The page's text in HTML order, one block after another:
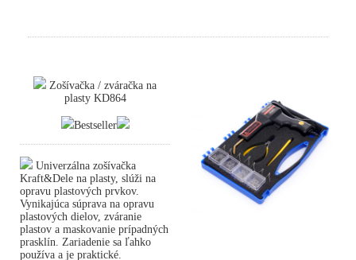
Zošívačka / zváračka na
plasty KD864
Bestseller
Univerzálna zošívačka
Kraft&Dele na plasty, slúži na
opravu plastových prvkov.
Vynikajúca súprava na opravu
plastových dielov, zváranie
plastov a maskovanie prípadných
prasklín. Zariadenie sa ľahko
používa a je praktické.